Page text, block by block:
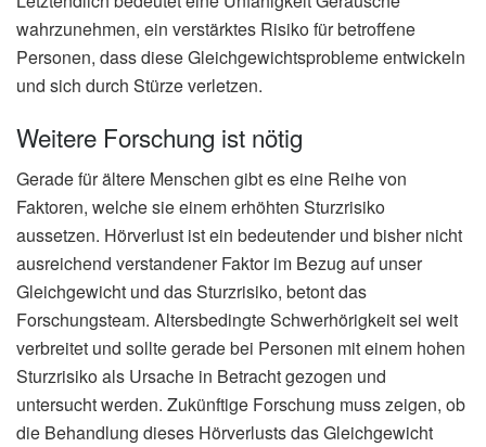
wahrzunehmen, ein verstärktes Risiko für betroffene
Personen, dass diese Gleichgewichtsprobleme entwickeln
und sich durch Stürze verletzen.
Weitere Forschung ist nötig
Gerade für ältere Menschen gibt es eine Reihe von
Faktoren, welche sie einem erhöhten Sturzrisiko
aussetzen. Hörverlust ist ein bedeutender und bisher nicht
ausreichend verstandener Faktor im Bezug auf unser
Gleichgewicht und das Sturzrisiko, betont das
Forschungsteam. Altersbedingte Schwerhörigkeit sei weit
verbreitet und sollte gerade bei Personen mit einem hohen
Sturzrisiko als Ursache in Betracht gezogen und
untersucht werden. Zukünftige Forschung muss zeigen, ob
die Behandlung dieses Hörverlusts das Gleichgewicht